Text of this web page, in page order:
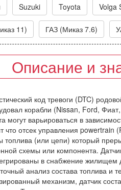
Suzuki Toyota Volga
11) ГАЗ (Миказ 7.6)
Описание и
код тревоги (DTC)
корабли (Nissan, Ford,
могут варьироваться в
что отсек управления powertrain
топлива (или цепи) который
схемы или компонента.
в снабжение жилищем
анализ состава топлива и
механизм, датчик